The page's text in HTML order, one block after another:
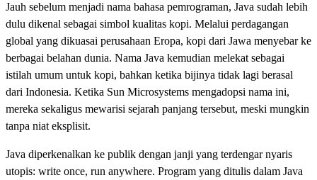
Jauh sebelum menjadi nama bahasa pemrograman, Java sudah lebih
dulu dikenal sebagai simbol kualitas kopi. Melalui perdagangan
global yang dikuasai perusahaan Eropa, kopi dari Jawa menyebar ke
berbagai belahan dunia. Nama Java kemudian melekat sebagai
istilah umum untuk kopi, bahkan ketika bijinya tidak lagi berasal
dari Indonesia. Ketika Sun Microsystems mengadopsi nama ini,
mereka sekaligus mewarisi sejarah panjang tersebut, meski mungkin
tanpa niat eksplisit.
Java diperkenalkan ke publik dengan janji yang terdengar nyaris
utopis: write once, run anywhere. Program yang ditulis dalam Java